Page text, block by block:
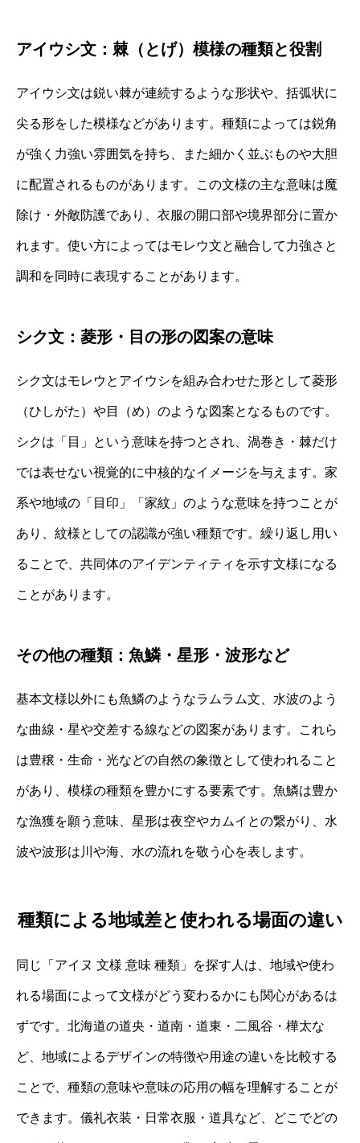
アイウシ文：棘（とげ）模様の種類と役割
アイウシ文は鋭い棘が連続するような形状や、括弧状に
尖る形をした模様などがあります。種類によっては鋭角
が強く力強い雰囲気を持ち、また細かく並ぶものや大胆
に配置されるものがあります。この文様の主な意味は魔
除け・外敵防護であり、衣服の開口部や境界部分に置か
れます。使い方によってはモレウ文と融合して力強さと
調和を同時に表現することがあります。
シク文：菱形・目の形の図案の意味
シク文はモレウとアイウシを組み合わせた形として菱形
（ひしがた）や目（め）のような図案となるものです。
シクは「目」という意味を持つとされ、渦巻き・棘だけ
では表せない視覚的に中核的なイメージを与えます。家
系や地域の「目印」「家紋」のような意味を持つことが
あり、紋様としての認識が強い種類です。繰り返し用い
ることで、共同体のアイデンティティを示す文様になる
ことがあります。
その他の種類：魚鱗・星形・波形など
基本文様以外にも魚鱗のようなラムラム文、水波のよう
な曲線・星や交差する線などの図案があります。これら
は豊穣・生命・光などの自然の象徴として使われること
があり、模様の種類を豊かにする要素です。魚鱗は豊か
な漁獲を願う意味、星形は夜空やカムイとの繋がり、水
波や波形は川や海、水の流れを敬う心を表します。
種類による地域差と使われる場面の違い
同じ「アイヌ 文様 意味 種類」を探す人は、地域や使わ
れる場面によって文様がどう変わるかにも関心があるは
ずです。北海道の道央・道南・道東・二風谷・樺太な
ど、地域によるデザインの特徴や用途の違いを比較する
ことで、種類の意味や意味の応用の幅を理解することが
できます。儀礼衣装・日常衣服・道具など、どこでどの